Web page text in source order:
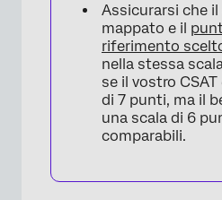
Assicurarsi che il
mappato e il
riferimento
nella stessa
se il vostro
di 7 punti, ma il
una scala di 6
comparabili.